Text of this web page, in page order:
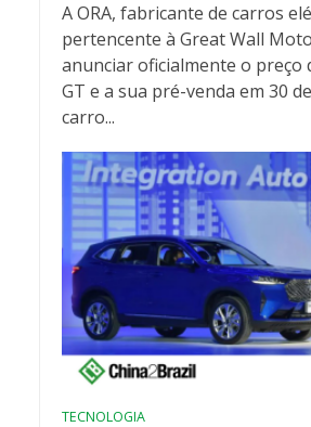
A ORA, fabricante de carros
pertencente à Great Wall
anunciar oficialmente o preço
GT e a sua pré-venda em 30
carro...
TECNOLOGIA